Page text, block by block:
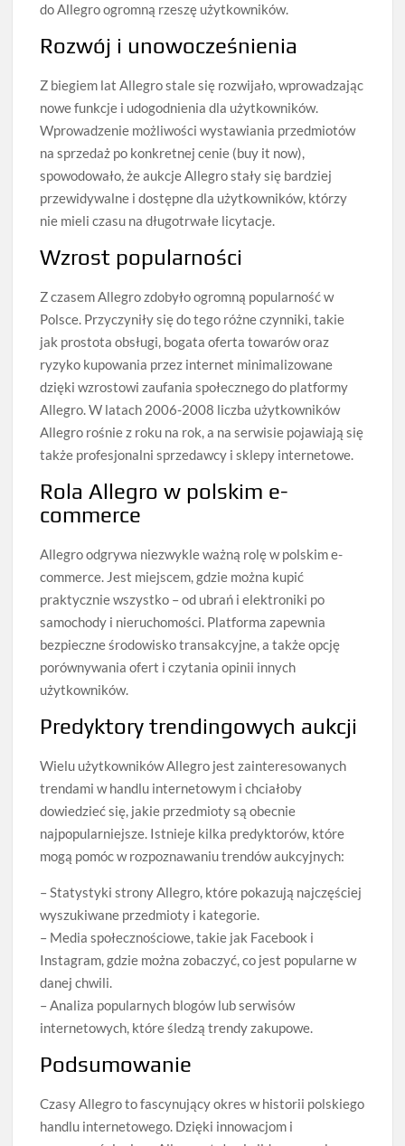
do Allegro ogromną rzeszę użytkowników.
Rozwój i unowocześnienia
Z biegiem lat Allegro stale się rozwijało, wprowadzając
nowe funkcje i udogodnienia dla użytkowników.
Wprowadzenie możliwości wystawiania przedmiotów
na sprzedaż po konkretnej cenie (buy it now),
spowodowało, że aukcje Allegro stały się bardziej
przewidywalne i dostępne dla użytkowników, którzy
nie mieli czasu na długotrwałe licytacje.
Wzrost popularności
Z czasem Allegro zdobyło ogromną popularność w
Polsce. Przyczyniły się do tego różne czynniki, takie
jak prostota obsługi, bogata oferta towarów oraz
ryzyko kupowania przez internet minimalizowane
dzięki wzrostowi zaufania społecznego do platformy
Allegro. W latach 2006-2008 liczba użytkowników
Allegro rośnie z roku na rok, a na serwisie pojawiają się
także profesjonalni sprzedawcy i sklepy internetowe.
Rola Allegro w polskim e-
commerce
Allegro odgrywa niezwykle ważną rolę w polskim e-
commerce. Jest miejscem, gdzie można kupić
praktycznie wszystko – od ubrań i elektroniki po
samochody i nieruchomości. Platforma zapewnia
bezpieczne środowisko transakcyjne, a także opcję
porównywania ofert i czytania opinii innych
użytkowników.
Predyktory trendingowych aukcji
Wielu użytkowników Allegro jest zainteresowanych
trendami w handlu internetowym i chciałoby
dowiedzieć się, jakie przedmioty są obecnie
najpopularniejsze. Istnieje kilka predyktorów, które
mogą pomóc w rozpoznawaniu trendów aukcyjnych:
– Statystyki strony Allegro, które pokazują najczęściej
wyszukiwane przedmioty i kategorie.
– Media społecznościowe, takie jak Facebook i
Instagram, gdzie można zobaczyć, co jest popularne w
danej chwili.
– Analiza popularnych blogów lub serwisów
internetowych, które śledzą trendy zakupowe.
Podsumowanie
Czasy Allegro to fascynujący okres w historii polskiego
handlu internetowego. Dzięki innowacjom i